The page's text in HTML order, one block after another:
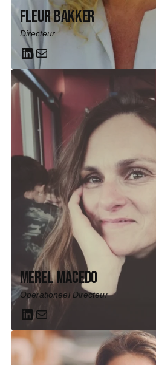
Fleur Bakker
Directeur
LinkedIn Mail
Merel Macedo
Operationeel Directeur
LinkedIn Mail